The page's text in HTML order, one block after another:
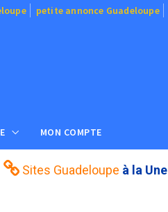
petite annonce Guadeloupe
MON COMPTE
Sites Guadeloupe à la Une